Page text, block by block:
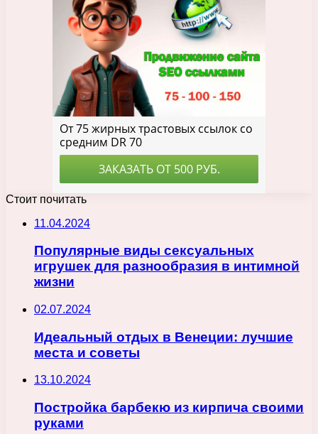
Стоит почитать
11.04.2024
Популярные виды сексуальных
игрушек для разнообразия в интимной
жизни
02.07.2024
Идеальный отдых в Венеции: лучшие
места и советы
13.10.2024
Постройка барбекю из кирпича своими
руками